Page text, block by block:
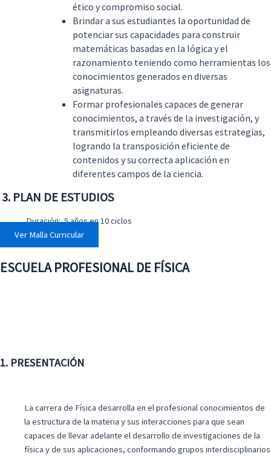
ético y compromiso social.
Brindar a sus estudiantes la oportunidad de
potenciar sus capacidades para construir
matemáticas basadas en la lógica y el
razonamiento teniendo como herramientas los
conocimientos generados en diversas
asignaturas.
Formar profesionales capaces de generar
conocimientos, a través de la investigación, y
transmitirlos empleando diversas estrategias,
logrando la transposición eficiente de
contenidos y su correcta aplicación en
diferentes campos de la ciencia.
3. PLAN DE ESTUDIOS
Duración: 5 años en 10 ciclos
Ver Malla Curricular
ESCUELA PROFESIONAL DE FÍSICA
1. PRESENTACIÓN
La carrera de Física desarrolla en el profesional conocimientos de
la estructura de la materia y sus interacciones para que sean
capaces de llevar adelante el desarrollo de investigaciones de la
física y de sus aplicaciones, conformando grupos interdisciplinarios